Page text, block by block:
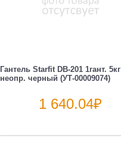
Гантель Starfit DB-201 1гант. 5кг
неопр. черный (УТ-00009074)
1 640.04₽